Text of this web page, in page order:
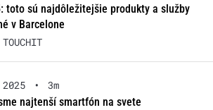
toto sú najdôležitejšie produkty a služby
v Barcelone
•
3m
najtenší smartfón na svete